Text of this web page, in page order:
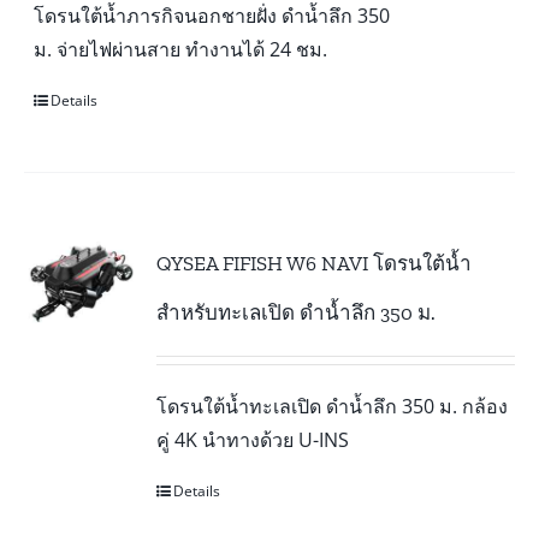
โดรนใต้น้ำภารกิจนอกชายฝั่ง ดำน้ำลึก 350
ม. จ่ายไฟผ่านสาย ทำงานได้ 24 ชม.
Details
QYSEA FIFISH W6 NAVI โดรนใต้น้ำ
สำหรับทะเลเปิด ดำน้ำลึก 350 ม.
โดรนใต้น้ำทะเลเปิด ดำน้ำลึก 350 ม. กล้อง
คู่ 4K นำทางด้วย U-INS
Details